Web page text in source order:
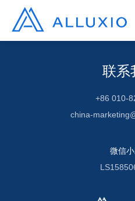
联系
+86 010-
china-
微信